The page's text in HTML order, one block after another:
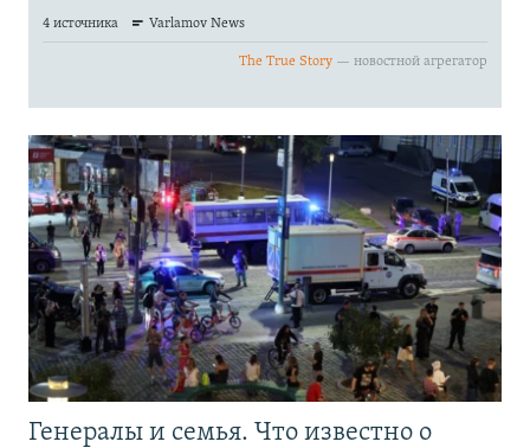
Генералы и семья. Что известно о